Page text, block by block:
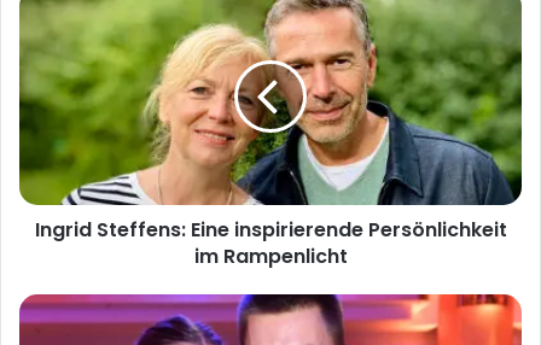
Steffens:
inspirierende
Persönlichkeit
Rampenlicht
Ingrid Steffens: Eine inspirierende Persönlichkeit
im Rampenlicht
Vivien
Patzig: